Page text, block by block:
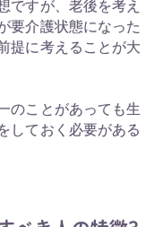
ですが、老後を考え
要介護状態になった
提に考えることが大
のことがあっても生
しておく必要がある